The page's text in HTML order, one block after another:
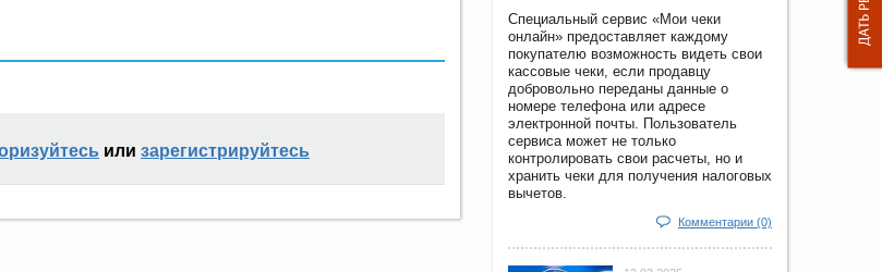
или зарегистрируйтесь
Специальный сервис «Мои чеки
онлайн» предоставляет каждому
покупателю возможность видеть свои
кассовые чеки, если продавцу
добровольно переданы данные о
номере телефона или адресе
электронной почты. Пользователь
сервиса может не только
контролировать свои расчеты, но и
хранить чеки для получения налоговых
вычетов.
Комментарии (0)